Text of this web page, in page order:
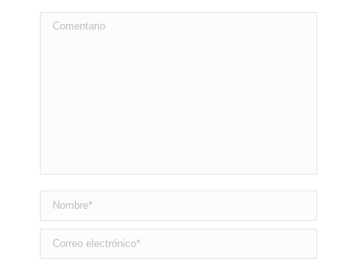
Comentario
Nombre *
Correo electrónico *